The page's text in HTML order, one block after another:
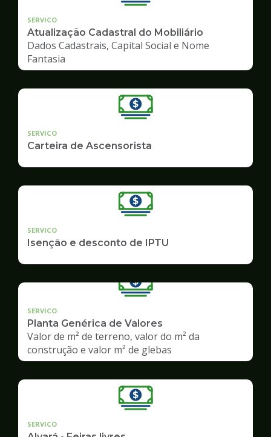
SERVICO
Atualização Cadastral do Mobiliário
Dados Cadastrais, Capital Social e Nome
Fantasia
SERVICO
Carteira de Ascensorista
SERVICO
Isenção e desconto de IPTU
SERVICO
Planta Genérica de Valores
Valor de m² de terreno, valor do m² da
construção e valor m² de glebas
SERVICO